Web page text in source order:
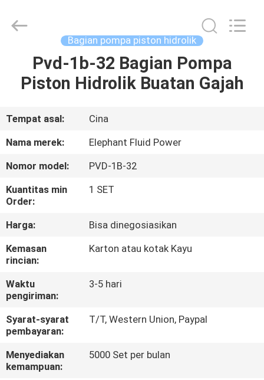
RUMAH
TENTANG
KAMI
TUR
PABRIK
KONTROL
HUBUNGI
KAMI
BERITA
Power
Co.,Ltd.
Bagian pompa piston hidrolik
Pvd-1b-32 Bagian Pompa
Piston Hidrolik Buatan Gajah
Tempat asal:
Cina
Nama merek:
Elephant Fluid Power
Nomor model:
PVD-1B-32
Kuantitas min
Order:
1 SET
Harga:
Bisa dinegosiasikan
Kemasan
rincian:
Karton atau kotak Kayu
Waktu
pengiriman:
3-5 hari
Syarat-syarat
pembayaran:
T/T, Western Union, Paypal
Menyediakan
kemampuan:
5000 Set per bulan